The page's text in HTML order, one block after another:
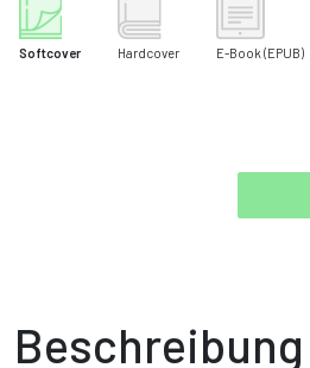
Softcover Hardcover E-Book (EPUB)
Beschreibung